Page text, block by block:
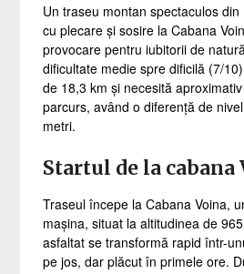
Un traseu montan spectaculos
cu plecare și sosire la Cabana
provocare pentru iubitorii de
dificultate medie spre dificilă (7/
de 18,3 km și necesită
parcurs, având o diferență de
metri.
Startul de la cabana
Traseul începe la Cabana Voina,
mașina, situat la altitudinea de
asfaltat se transformă rapid într-
pe jos, dar plăcut în primele ore.